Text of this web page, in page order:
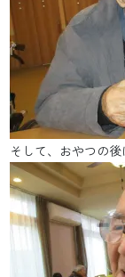
そして、おやつの